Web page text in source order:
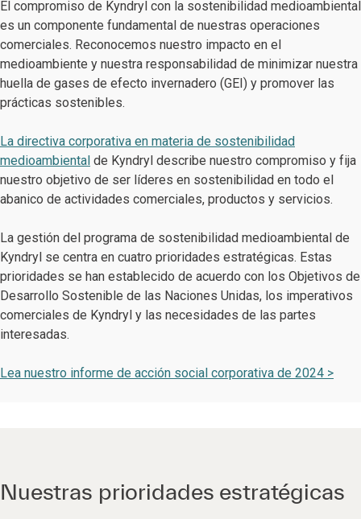
El compromiso de Kyndryl con la sostenibilidad medioambiental
es un componente fundamental de nuestras operaciones
comerciales. Reconocemos nuestro impacto en el
medioambiente y nuestra responsabilidad de minimizar nuestra
huella de gases de efecto invernadero (GEI) y promover las
prácticas sostenibles.
La directiva corporativa en materia de sostenibilidad
medioambiental de Kyndryl describe nuestro compromiso y fija
nuestro objetivo de ser líderes en sostenibilidad en todo el
abanico de actividades comerciales, productos y servicios.
La gestión del programa de sostenibilidad medioambiental de
Kyndryl se centra en cuatro prioridades estratégicas. Estas
prioridades se han establecido de acuerdo con los Objetivos de
Desarrollo Sostenible de las Naciones Unidas, los imperativos
comerciales de Kyndryl y las necesidades de las partes
interesadas.
Lea nuestro informe de acción social corporativa de 2024 >
Nuestras prioridades estratégicas